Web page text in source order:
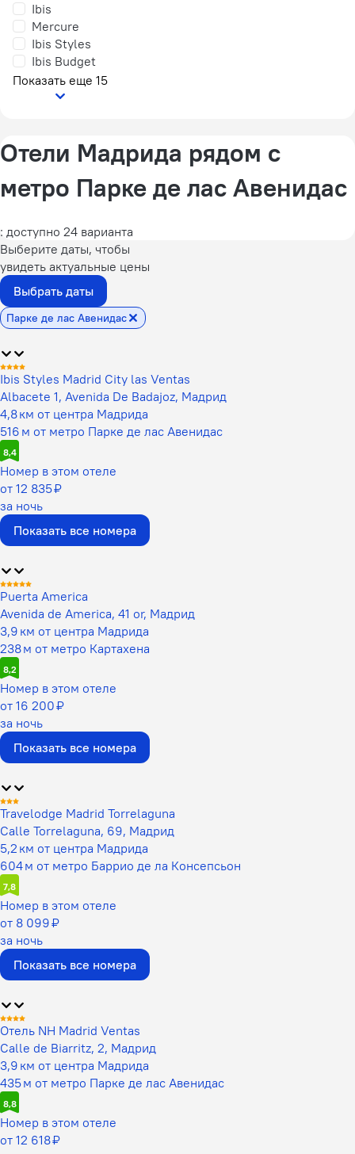
Ibis
Mercure
Ibis Styles
Ibis Budget
Показать еще 15
Отели Мадрида рядом с
метро Парке де лас Авенидас
: доступно 24 варианта
Выберите даты, чтобы
увидеть актуальные цены
Выбрать даты
Парке де лас Авенидас
Ibis Styles Madrid City las Ventas
Albacete 1, Avenida De Badajoz, Мадрид
4,8 км от центра Мадрида
516 м от метро Парке де лас Авенидас
8,4
Номер в этом отеле
от 12 835 ₽
за ночь
Показать все номера
Puerta America
Avenida de America, 41 or, Мадрид
3,9 км от центра Мадрида
238 м от метро Картахена
8,2
Номер в этом отеле
от 16 200 ₽
за ночь
Показать все номера
Travelodge Madrid Torrelaguna
Calle Torrelaguna, 69, Мадрид
5,2 км от центра Мадрида
604 м от метро Баррио де ла Консепсьон
7,8
Номер в этом отеле
от 8 099 ₽
за ночь
Показать все номера
Отель NH Madrid Ventas
Calle de Biarritz, 2, Мадрид
3,9 км от центра Мадрида
435 м от метро Парке де лас Авенидас
8,8
Номер в этом отеле
от 12 618 ₽